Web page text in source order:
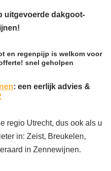
uitgevoerde dakgoot-
en regenpijp is welkom voor
snel geholpen
: een eerlijk advies &
regio Utrecht, dus ook als u
in: Zeist, Breukelen,
in Zennewijnen.